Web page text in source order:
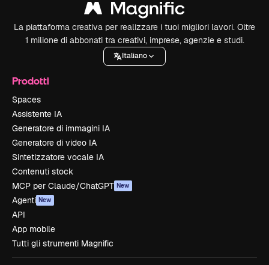
La piattaforma creativa per realizzare i tuoi migliori lavori. Oltre
1 milione di abbonati tra creativi, imprese, agenzie e studi.
Italiano
Prodotti
Spaces
Assistente IA
Generatore di immagini IA
Generatore di video IA
Sintetizzatore vocale IA
Contenuti stock
MCP per Claude/ChatGPT New
Agenti New
API
App mobile
Tutti gli strumenti Magnific